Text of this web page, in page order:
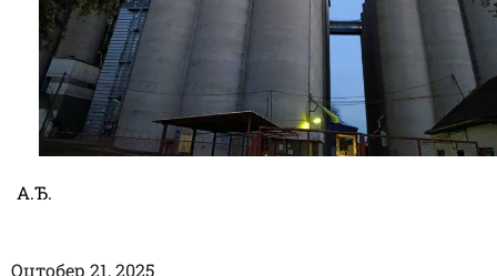
А.Ђ.
Оцтобер 21, 2025